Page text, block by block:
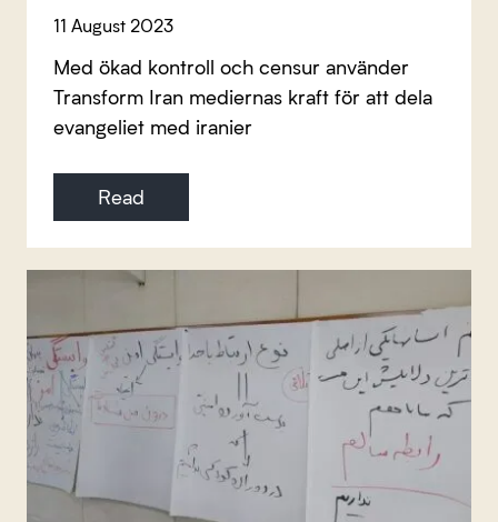
11 August 2023
Med ökad kontroll och censur använder
Transform Iran mediernas kraft för att dela
evangeliet med iranier
Read